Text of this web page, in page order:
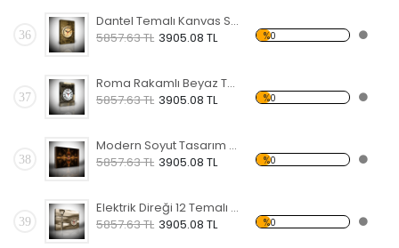
36
Dantel Temalı Kanvas Saat
5857.63 TL 3905.08 TL %0
37
Roma Rakamlı Beyaz Temalı Kanvas Saat
5857.63 TL 3905.08 TL %0
38
Modern Soyut Tasarım 17 Temalı Kanvas Saat
5857.63 TL 3905.08 TL %0
39
Elektrik Direği 12 Temalı Kanvas Saat
5857.63 TL 3905.08 TL %0